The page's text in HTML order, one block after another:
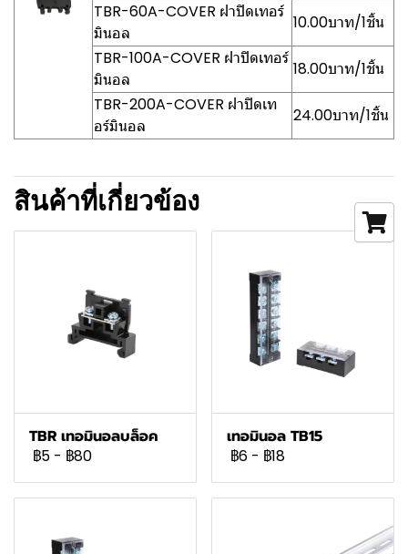
TBR-60A-COVER ฝาปิดเทอร์
มินอล
10.00บาท/1ชิ้น
TBR-100A-COVER ฝาปิดเทอร์
มินอล
18.00บาท/1ชิ้น
TBR-200A-COVER ฝาปิดเท
อร์มินอล
24.00บาท/1ชิ้น
สินค้าที่เกี่ยวข้อง
TBR เทอมินอลบล็อค
฿5 - ฿80
เทอมินอล TB15
฿6 - ฿18